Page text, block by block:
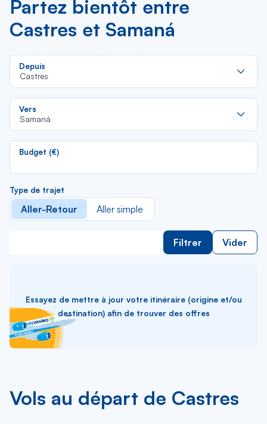
Partez bientôt entre
Castres et Samaná
Depuis
Castres
Vers
Samaná
Budget (€)
Type de trajet
Aller-Retour Aller simple
Filtrer Vider
Essayez de mettre à jour votre itinéraire (origine et/ou
destination) afin de trouver des offres
Vols au départ de Castres